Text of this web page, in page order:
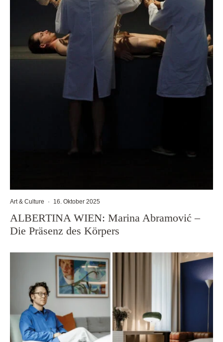
Art & Culture · 16. Oktober 2025
ALBERTINA WIEN: Marina Abramović –
Die Präsenz des Körpers